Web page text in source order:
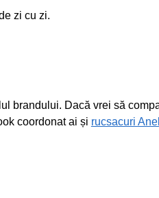
zi cu zi.
brandului. Dacă vrei să
coordonat ai și rucsacuri